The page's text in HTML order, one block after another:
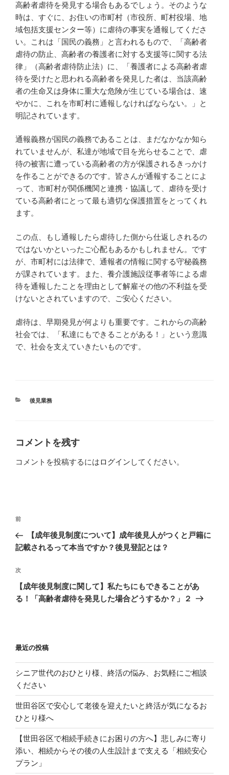
高齢者虐待を発見する場合もあるでしょう。そのような
時は、すぐに、お住いの市町村（市役所、町村役場、地
域包括支援センター等）に虐待の事実を通報してくださ
い。これは「国民の義務」と言われるもので、「高齢者
虐待の防止、高齢者の養護者に対する支援等に関する法
律」（高齢者虐待防止法）に、「養護者による高齢者虐
待を受けたと思われる高齢者を発見した者は、当該高齢
者の生命又は身体に重大な危険が生じている場合は、速
やかに、これを市町村に通報しなければならない。」と
明記されています。
通報義務が国民の義務であることは、まだなかなか知ら
れていませんが、私達が地域で目を光らせることで、虐
待の被害に遭っている高齢者の方が保護されるきっかけ
を作ることができるのです。皆さんが通報することによ
って、市町村が関係機関と連携・協議して、虐待を受け
ている高齢者にとって最も適切な保護措置をとってくれ
ます。
この点、もし通報したら虐待した側から仕返しされるの
ではないかといったご心配もあるかもしれません。です
が、市町村には法律で、通報者の情報に関する守秘義務
が課されています。また、養介護施設従事者等による虐
待を通報したことを理由として解雇その他の不利益を受
けないとされていますので、ご安心ください。
虐待は、早期発見が何よりも重要です。これからの高齢
社会では、「私達にもできることがある！」という意識
で、社会を支えていきたいものです。
カ
ー
後見業務
コメントを残す
コメントを投稿するにはログイン してください。
投
ナ
ゲ
ー
シ
過
去
の
稿
前
【成年後見制度について】成年後見人がつくと戸籍に
記載されるって本当ですか？後見登記とは？
次
の
投
次
【成年後見制度に関して】私たちにもできることがあ
る！「高齢者虐待を発見した場合どうするか？」２
最近の投稿
シニア世代のおひとり様、終活の悩み、お気軽にご相談
ください
世田谷区で安心して老後を迎えたいと終活が気になるお
ひとり様へ
【世田谷区で相続手続きにお困りの方へ】悲しみに寄り
添い、相続からその後の人生設計まで支える「相続安心
プラン」